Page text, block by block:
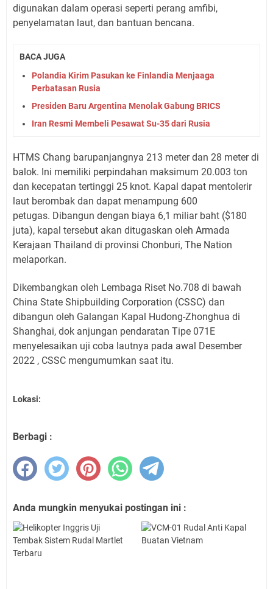
digunakan dalam operasi seperti perang amfibi,
penyelamatan laut, dan bantuan bencana.
BACA JUGA
Polandia Kirim Pasukan ke Finlandia Menjaaga
Perbatasan Rusia
Presiden Baru Argentina Menolak Gabung BRICS
Iran Resmi Membeli Pesawat Su-35 dari Rusia
HTMS Chang barupanjangnya 213 meter dan 28 meter di
balok. Ini memiliki perpindahan maksimum 20.003 ton
dan kecepatan tertinggi 25 knot. Kapal dapat mentolerir
laut berombak dan dapat menampung 600
petugas. Dibangun dengan biaya 6,1 miliar baht ($180
juta), kapal tersebut akan ditugaskan oleh Armada
Kerajaan Thailand di provinsi Chonburi, The Nation
melaporkan.
Dikembangkan oleh Lembaga Riset No.708 di bawah
China State Shipbuilding Corporation (CSSC) dan
dibangun oleh Galangan Kapal Hudong-Zhonghua di
Shanghai, dok anjungan pendaratan Tipe 071E
menyelesaikan uji coba lautnya pada awal Desember
2022 , CSSC mengumumkan saat itu.
Lokasi:
Berbagi :
Anda mungkin menyukai postingan ini :